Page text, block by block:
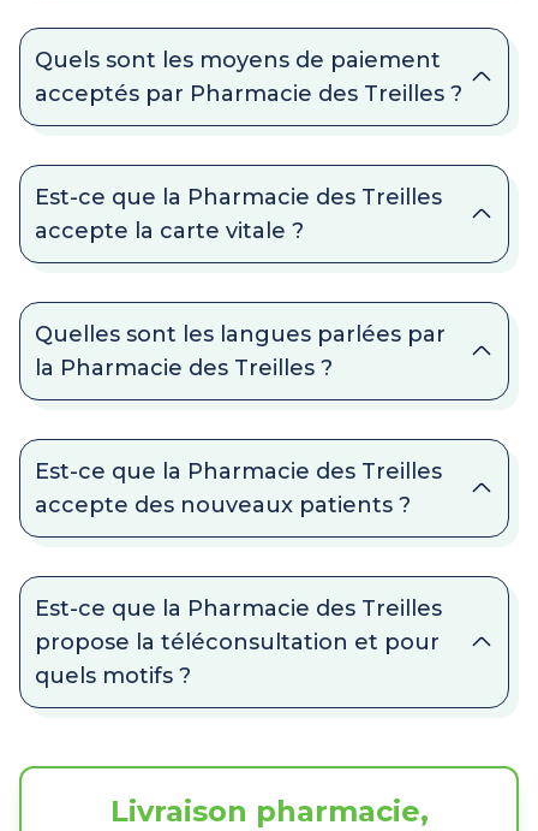
Quels sont les moyens de paiement
acceptés par Pharmacie des Treilles ?
Est-ce que la Pharmacie des Treilles
accepte la carte vitale ?
Quelles sont les langues parlées par
la Pharmacie des Treilles ?
Est-ce que la Pharmacie des Treilles
accepte des nouveaux patients ?
Est-ce que la Pharmacie des Treilles
propose la téléconsultation et pour
quels motifs ?
Livraison pharmacie,